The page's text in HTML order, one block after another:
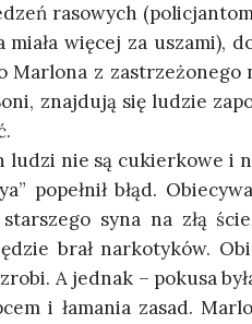
raso­wych
wię­cej za usza­mi),
Mar­lo­na z zastrze­żo­ne­go
znaj­du­ją się ludzie
ludzi nie są cukier­ko­we i
popeł­nił błąd.
syna na złą
brał nar­ko­ty­ków.
A jed­nak – poku­sa
i łama­nia zasad.